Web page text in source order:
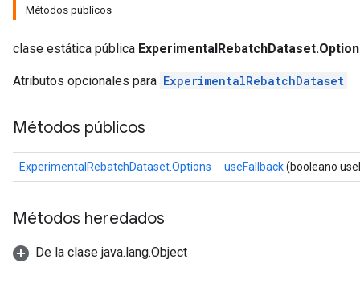
Métodos públicos
clase estática pública
Atributos opcionales para ExperimentalRebatchDataset
Métodos públicos
ExperimentalRebatchDataset.Options useFallback(booleano
Métodos heredados
De la clase java.lang.Object